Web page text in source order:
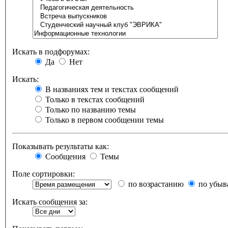
Искать в подфорумах:
Да
Нет
Искать:
В названиях тем и текстах сообщений
Только в текстах сообщений
Только по названию темы
Только в первом сообщении темы
Показывать результаты как:
Сообщения
Темы
Поле сортировки:
по возрастанию
по
Искать сообщения за: